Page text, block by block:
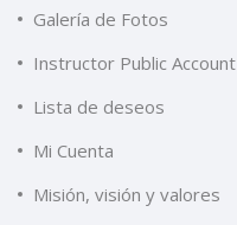
Galería de Fotos
Instructor Public Account
Lista de deseos
Mi Cuenta
Misión, visión y valores